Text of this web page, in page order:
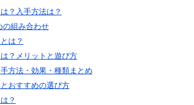
？入手方法は？
の組み合わせ
は？
？メリットと遊び方
方法・効果・種類まとめ
おすすめの選び方
？